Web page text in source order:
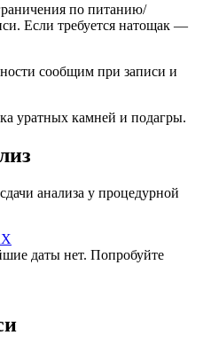
по питанию/
Если требуется натощак —
сообщим при записи и
уратных камней и подагры.
анализа у процедурной
даты нет. Попробуйте